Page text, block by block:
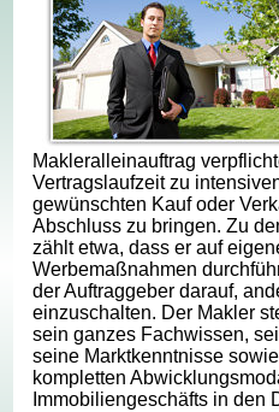
Makleralleinauftrag
Vertragslaufzeit zu
gewünschten Kauf oder
Abschluss zu bringen. Zu
zählt etwa, dass er auf
Werbemaßnahmen
der Auftraggeber darauf,
einzuschalten. Der Makler
sein ganzes Fachwissen,
seine Marktkenntnisse
kompletten
Immobiliengeschäfts in den